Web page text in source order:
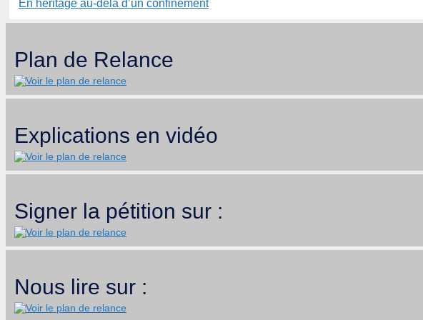
En héritage au-delà d’un confinement
Plan de Relance
Explications en vidéo
Signer la pétition sur :
Nous lire sur :